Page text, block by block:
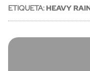
ETIQUETA:HEAVY